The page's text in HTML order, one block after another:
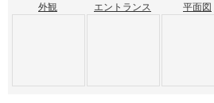
外観 エントランス 平面図